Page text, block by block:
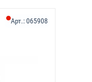
Арт.:065908